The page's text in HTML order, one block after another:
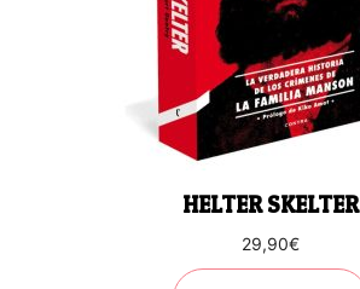
HELTER SKELTER
29,90€